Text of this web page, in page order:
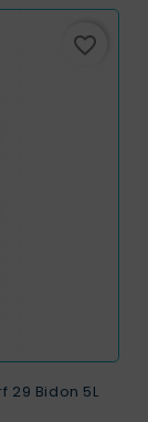
favorite_border
29 Bidon 5L